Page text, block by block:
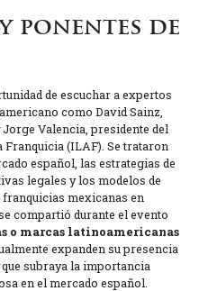
ponentes de
de escuchar a expertos
como David Sainz,
Jorge Valencia, presidente del
(ILAF). Se trataron
español, las estrategias de
legales y los modelos de
mexicanas en
compartió durante el evento
o marcas latinoamericanas
expanden su presencia
subraya la importancia
en el mercado español.